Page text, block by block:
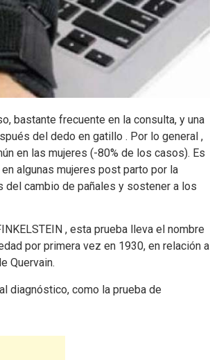
bastante frecuente en la consulta, y una
del dedo en gatillo . Por lo general ,
en las mujeres (-80% de los casos). Es
algunas mujeres post parto por la
cambio de pañales y sostener a los
, esta prueba lleva el nombre
por primera vez en 1930, en relación a
Quervain.
diagnóstico, como la prueba de